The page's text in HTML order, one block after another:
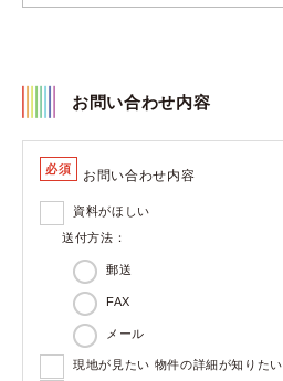
お問い合わせ内容
必須 お問い合わせ内容
資料がほしい
送付方法：
郵送
FAX
メール
現地が見たい 物件の詳細が知りたい